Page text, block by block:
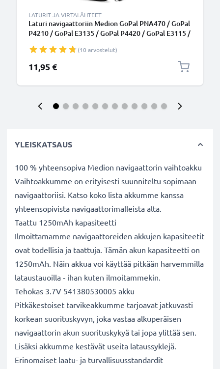
LATURIT JA VIRTALÄHTEET
Laturi navigaattoriin Medion GoPal PNA470 / GoPal
P4210 / GoPal E3135 / GoPal P4420 / GoPal E3115 /
virtajohto, GPS-laturi(10 arvostelut)
11,95 €
YLEISKATSAUS
100 % yhteensopiva Medion navigaattorin vaihtoakku
Vaihtoakkumme on erityisesti suunniteltu sopimaan
navigaattoriisi. Katso koko lista akkumme kanssa
yhteensopivista navigaattorimalleista alta.
Taattu 1250mAh kapasiteetti
Ilmoittamamme navigaattoreiden akkujen kapasiteetit
ovat todellisia ja taattuja. Tämän akun kapasiteetti on
1250mAh. Näin akkua voi käyttää pitkään harvemmilla
lataustauoilla - ihan kuten ilmoitammekin.
Tehokas 3.7V 541380530005 akku
Pitkäkestoiset tarvikeakkumme tarjoavat jatkuvasti
korkean suorituskyvyn, joka vastaa alkuperäisen
navigaattorin akun suorituskykyä tai jopa ylittää sen.
Lisäksi akkumme kestävät useita lataussyklejä.
Erinomaiset laatu- ja turvallisuusstandardit